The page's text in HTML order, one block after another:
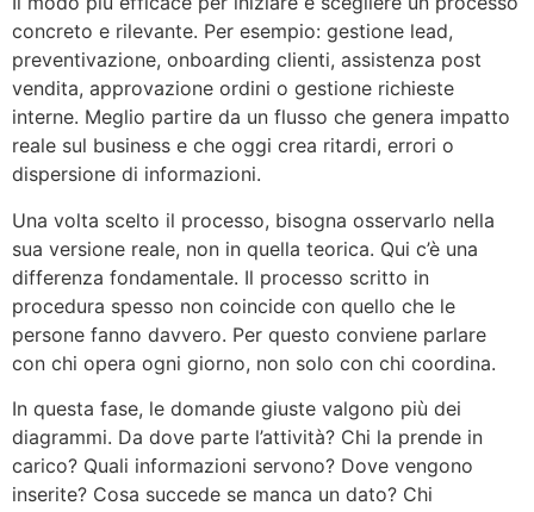
concreto e rilevante. Per esempio: gestione lead,
preventivazione, onboarding clienti, assistenza post
vendita, approvazione ordini o gestione richieste
interne. Meglio partire da un flusso che genera impatto
reale sul business e che oggi crea ritardi, errori o
dispersione di informazioni.
Una volta scelto il processo, bisogna osservarlo nella
sua versione reale, non in quella teorica. Qui c’è una
differenza fondamentale. Il processo scritto in
procedura spesso non coincide con quello che le
persone fanno davvero. Per questo conviene parlare
con chi opera ogni giorno, non solo con chi coordina.
In questa fase, le domande giuste valgono più dei
diagrammi. Da dove parte l’attività? Chi la prende in
carico? Quali informazioni servono? Dove vengono
inserite? Cosa succede se manca un dato? Chi